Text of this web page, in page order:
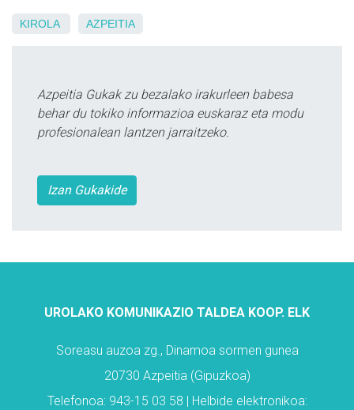
KIROLA AZPEITIA
Azpeitia Gukak zu bezalako irakurleen babesa
behar du tokiko informazioa euskaraz eta modu
profesionalean lantzen jarraitzeko.
Izan Gukakide
UROLAKO KOMUNIKAZIO TALDEA KOOP. ELK
Soreasu auzoa zg., Dinamoa sormen gunea
20730 Azpeitia (Gipuzkoa)
Telefonoa: 943-15 03 58 | Helbide elektronikoa: